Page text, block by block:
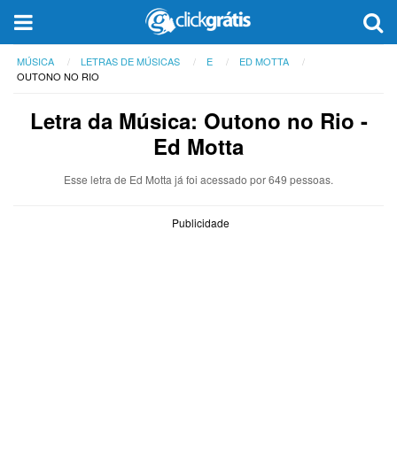
MÚSICA LETRAS DE MÚSICAS E
ED MOTTA
OUTONO NO RIO
Letra da Música: Outono no Rio -
Ed Motta
Esse letra de Ed Motta já foi acessado por 649 pessoas.
Publicidade